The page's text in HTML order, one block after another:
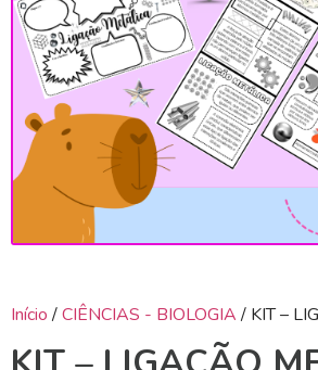
Início /CIÊNCIAS - BIOLOGIA / KIT –